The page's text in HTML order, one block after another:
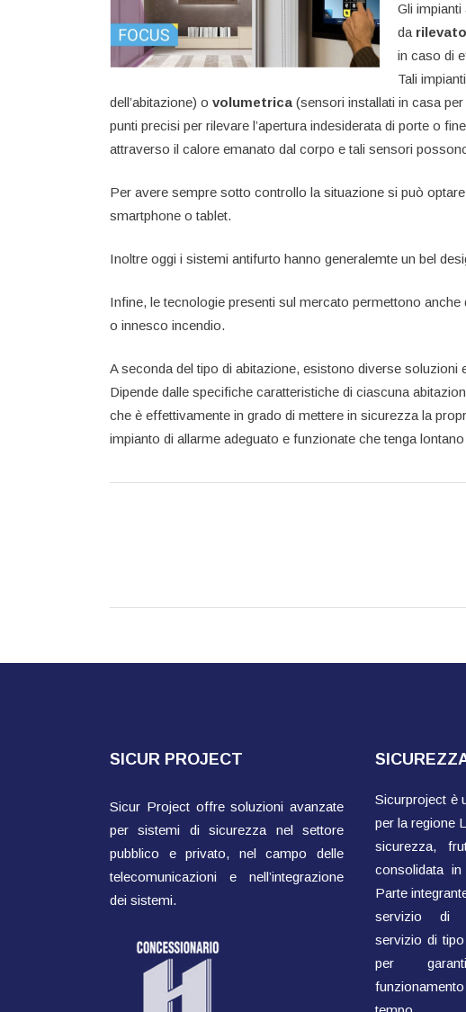
Gli
da
in caso di
Tali
dell’abitazione) o volumetrica (sensori installati in casa
punti precisi per rilevare l’apertura indesiderata di porte o
attraverso il calore emanato dal corpo e tali sensori
Per avere sempre sotto controllo la situazione si può
smartphone o tablet.
Inoltre oggi i sistemi antifurto hanno generalemte un bel
Infine, le tecnologie presenti sul mercato permettono anche
o innesco incendio.
A seconda del tipo di abitazione, esistono diverse
Dipende dalle specifiche caratteristiche di ciascuna
che è effettivamente in grado di mettere in sicurezza la
impianto di allarme adeguato e funzionate che tenga
SICUR PROJECT
Sicur Project offre soluzioni avanzate
per sistemi di sicurezza nel settore
pubblico e privato, nel campo delle
telecomunicazioni e nell’integrazione
dei sistemi.
Sicurproject è
per la regione
sicurezza,
consolidata
Parte
servizio di
servizio di
per